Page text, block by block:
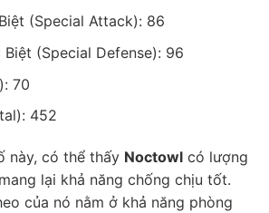
(Special Attack): 86
(Special Defense): 96
70
452
này, có thể thấy Noctowl có lượng
lại khả năng chống chịu tốt.
của nó nằm ở khả năng phòng